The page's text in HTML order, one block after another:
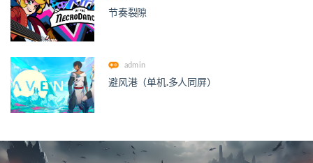
节奏裂隙
admin
避风港（单机.多人同屏）